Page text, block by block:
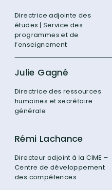
Directrice adjointe des
études | Service des
programmes et de
l’enseignement
Julie Gagné
Directrice des ressources
humaines et secrétaire
générale
Rémi Lachance
Directeur adjoint à la CIME –
Centre de développement
des compétences